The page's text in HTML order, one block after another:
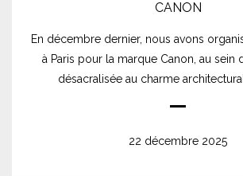
CANON
En décembre dernier, nous avons
à Paris pour la marque Canon, au sein
désacralisée au charme
22 décembre 2025